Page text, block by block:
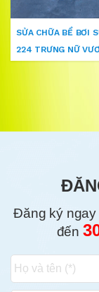
SỬA CHỮA BỂ BƠI
224 TRƯNG NỮ
Đăng ký
đến